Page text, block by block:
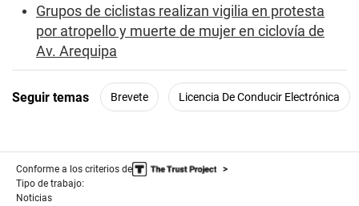
Grupos de ciclistas realizan vigilia en protesta
por atropello y muerte de mujer en ciclovía de
Av. Arequipa
Seguir temas Brevete Licencia De Conducir Electrónica
Conforme a los criterios de
Tipo de trabajo:
Noticias